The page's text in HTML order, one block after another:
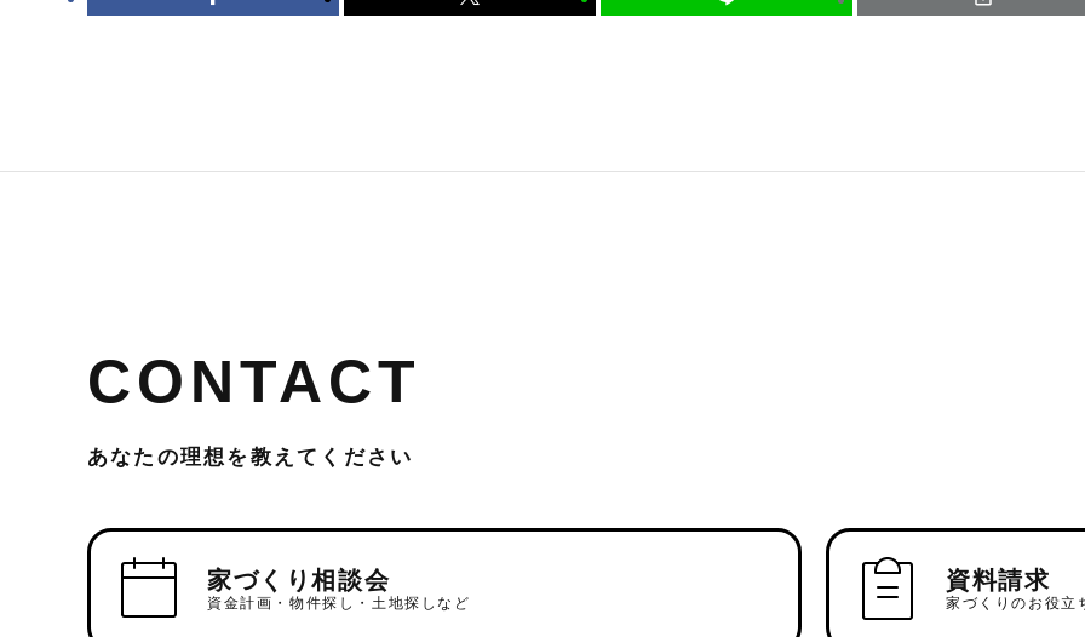
CONTACT
あなたの理想を教えてください
家づくり相談会
資金計画・物件探し・土地探しなど
資料請求
家づくりのお役立